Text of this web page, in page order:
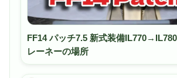
FF14 パッチ7.5 新式装備
レーネーの場所